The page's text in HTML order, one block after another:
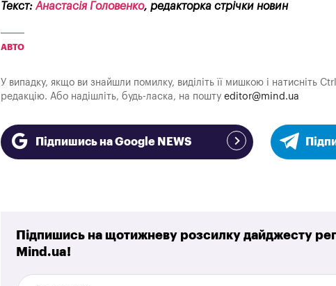
Текст: Анастасія Головенко, редакторка стрічки новин
АВТО
У випадку, якщо ви знайшли помилку, виділіть її мишкою і натисніть
редакцію. Або надішліть, будь-ласка, на пошту editor@mind.ua
Підпишись на Google NEWS
Підпишись на щотижневу розсилку дайджесту
Mind.ua!